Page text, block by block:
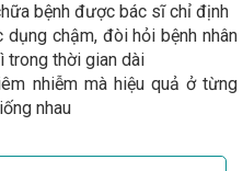
bệnh được bác sĩ chỉ định
chậm, đòi hỏi bệnh nhân
trong thời gian dài
nhiễm mà hiệu quả ở từng
nhau